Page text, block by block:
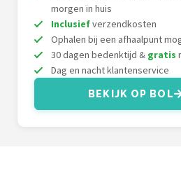
morgen in huis
Inclusiefverzendkosten
Ophalen bij een afhaalpunt
30 dagen bedenktijd & gratis
Dag en nacht klantenservice
BEKIJK OP BOL